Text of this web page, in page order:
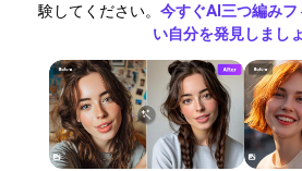
験してください。 今すぐAI三つ編み
い自分を発見しまし